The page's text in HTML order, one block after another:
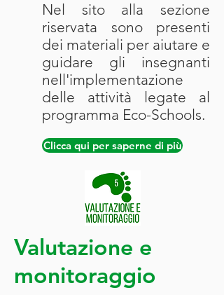
Nel sito alla sezione
riservata sono presenti
dei materiali per aiutare e
guidare gli insegnanti
nell'implementazione
delle attività legate al
programma Eco-Schools.
Clicca qui per saperne di più
Valutazione e
monitoraggio